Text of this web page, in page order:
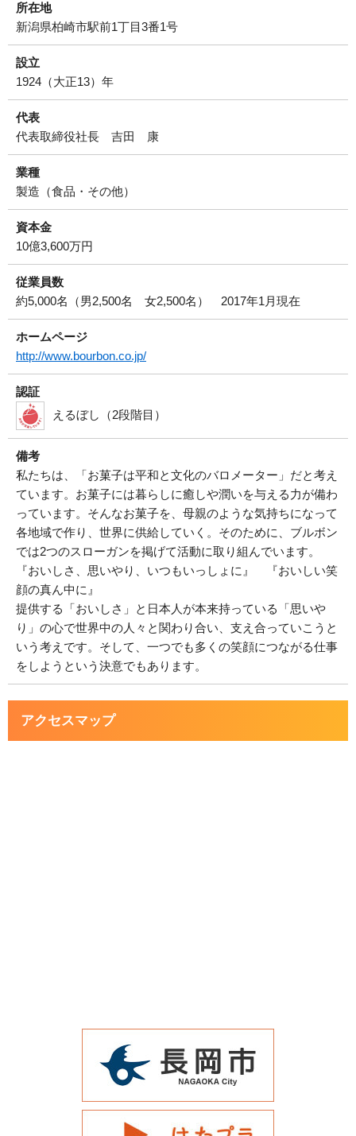
所在地
新潟県柏崎市駅前1丁目3番1号
設立
1924（大正13）年
代表
代表取締役社長 吉田 康
業種
製造（食品・その他）
資本金
10億3,600万円
従業員数
約5,000名（男2,500名 女2,500名） 2017年1月現在
ホームページ
http://www.bourbon.co.jp/
認証
えるぼし（2段階目）
備考
私たちは、「お菓子は平和と文化のバロメーター」だと考え
ています。お菓子には暮らしに癒しや潤いを与える力が備わ
っています。そんなお菓子を、母親のような気持ちになって
各地域で作り、世界に供給していく。そのために、ブルボン
では2つのスローガンを掲げて活動に取り組んでいます。
『おいしさ、思いやり、いつもいっしょに』 『おいしい笑
顔の真ん中に』
提供する「おいしさ」と日本人が本来持っている「思いや
り」の心で世界中の人々と関わり合い、支え合っていこうと
いう考えです。そして、一つでも多くの笑顔につながる仕事
をしようという決意でもあります。
アクセスマップ